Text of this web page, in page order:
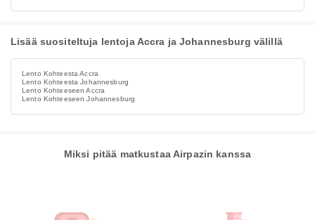
Lisää suositeltuja lentoja Accra ja Johannesburg välillä
Lento Kohteesta Accra
Lento Kohteesta Johannesburg
Lento Kohteeseen Accra
Lento Kohteeseen Johannesburg
Miksi pitää matkustaa Airpazin kanssa